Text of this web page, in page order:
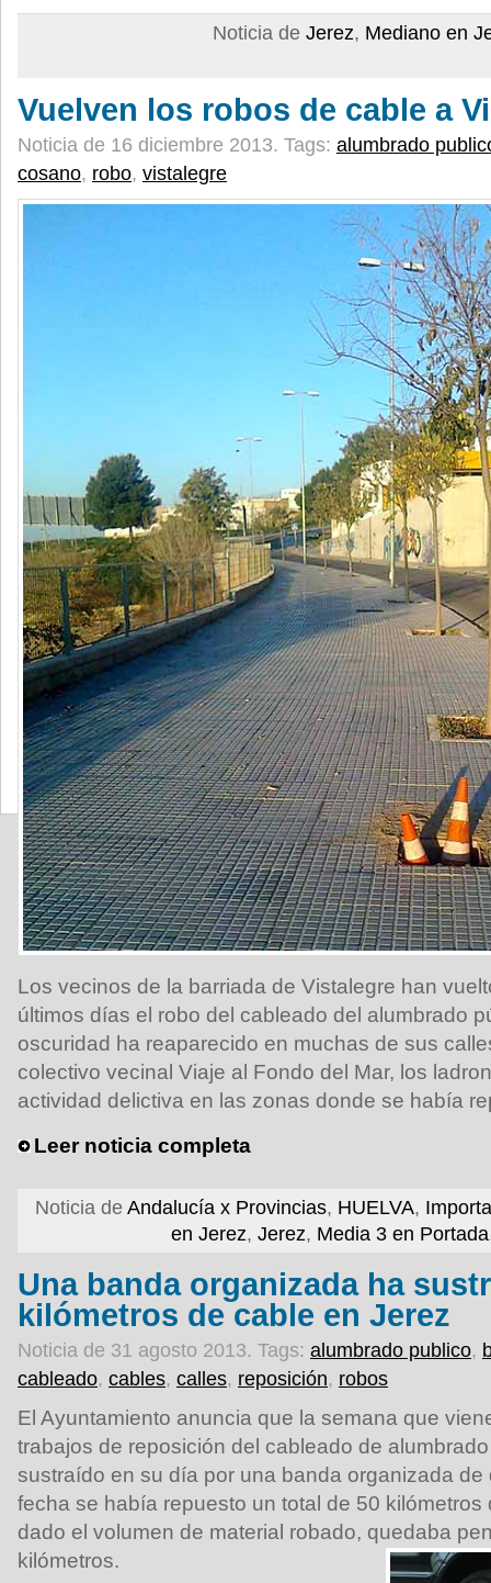
Noticia de Jerez, Mediano en
Vuelven los robos de cable a
Noticia de 16 diciembre 2013. Tags: alumbrado
cosano, robo, vistalegre
Los vecinos de la barriada de Vistalegre han
últimos días el robo del cableado del alumbrado
oscuridad ha reaparecido en muchas de sus
colectivo vecinal Viaje al Fondo del Mar, los
actividad delictiva en las zonas donde se había
Leer noticia completa
Noticia de Andalucía x Provincias, HUELVA,
en Jerez, Jerez, Media 3 en Portada
Una banda organizada ha
kilómetros de cable en Jerez
Noticia de 31 agosto 2013. Tags: alumbrado publico,
cableado, cables, calles, reposición, robos
El Ayuntamiento anuncia que la semana que
trabajos de reposición del cableado de
sustraído en su día por una banda organizada de
fecha se había repuesto un total de 50 kilómetros
dado el volumen de material robado, quedaba
kilómetros.